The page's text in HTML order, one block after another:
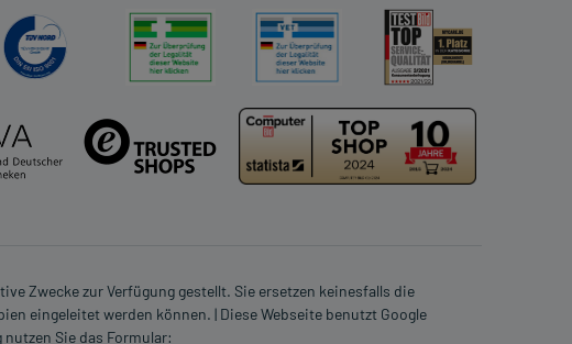
Zwecke zur Verfügung gestellt. Sie ersetzen keinesfalls die
eingeleitet werden können. | Diese Webseite benutzt Google
Sie das Formular: